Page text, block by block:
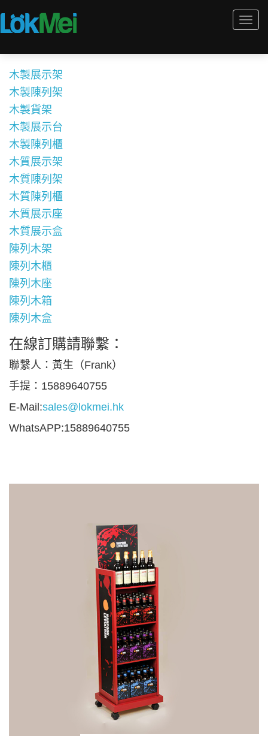
木製展示架
木製陳列架
木製貨架
木製展示台
木製陳列櫃
木質展示架
木質陳列架
木質陳列櫃
木質展示座
木質展示盒
陳列木架
陳列木櫃
陳列木座
陳列木箱
陳列木盒
在線訂購請聯繫：
聯繫人：黃生（Frank）
手提：15889640755
E-Mail:sales@lokmei.hk
WhatsAPP:15889640755